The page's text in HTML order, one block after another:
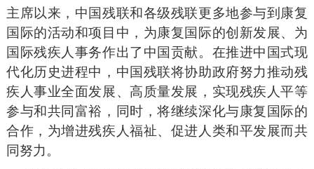
主席以来，中国残联和各级残联更多地参与到康复
国际的活动和项目中，为康复国际的创新发展、为
国际残疾人事务作出了中国贡献。在推进中国式现
代化历史进程中，中国残联将协助政府努力推动残
疾人事业全面发展、高质量发展，实现残疾人平等
参与和共同富裕，同时，将继续深化与康复国际的
合作，为增进残疾人福祉、促进人类和平发展而共
同努力。